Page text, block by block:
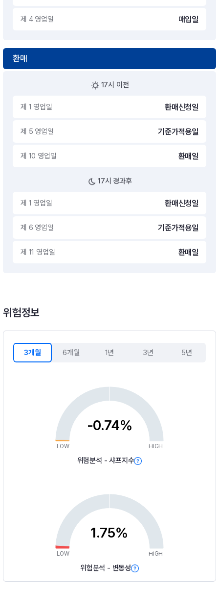
제 4 영업일 매입일
환매
17시 이전
제 1 영업일 환매신청일
제 5 영업일 기준가적용일
제 10 영업일 환매일
17시 경과후
제 1 영업일 환매신청일
제 6 영업일 기준가적용일
제 11 영업일 환매일
위험정보
3개월 6개월 1년 3년 5년
-0.74%
LOW HIGH
위험분석 - 샤프지수
1.75%
LOW HIGH
위험분석 - 변동성